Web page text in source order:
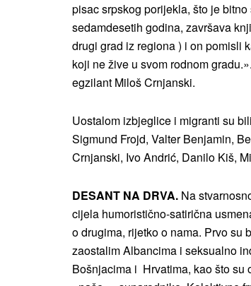
pisac srpskog porijekla, što je
sedamdesetih godina, završava
drugi grad iz regiona ) i on pomisli
koji ne žive u svom rodnom
egzilant Miloš Crnjanski.
Uostalom izbjeglice i migranti su
Sigmund Frojd, Valter Benjamin,
Crnjanski, Ivo Andrić, Danilo Kiš,
DESANT NA DRVA. Na
cijela humoristično-satirična
o drugima, rijetko o nama. Prvo su
zaostalim Albancima i seksualno
Bošnjacima i Hrvatima, kao što su